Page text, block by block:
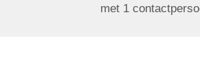
met 1